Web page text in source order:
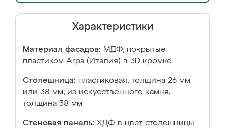
Характеристики
Материал фасадов: МДФ, покрытые
пластиком Arpa (Италия) в 3D-кромке
Столешница: пластиковая, толщина 26 мм
или 38 мм; из искусственного камня,
толщина 38 мм
Стеновая панель: ХДФ в цвет столешницы